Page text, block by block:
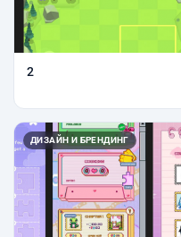
2
ДИЗАЙН И БРЕНДИНГ